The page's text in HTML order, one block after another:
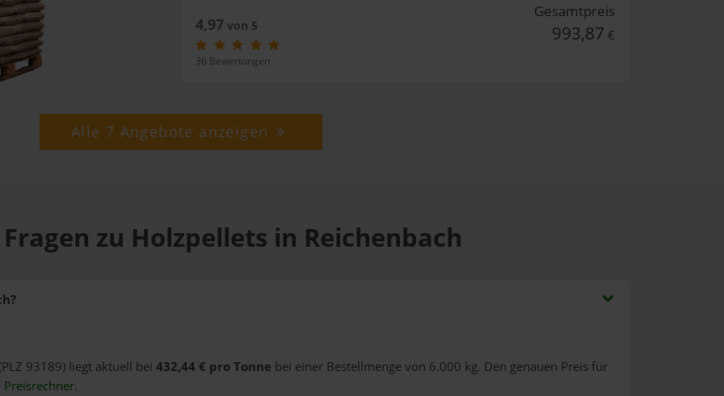
4,97von 5
36 Bewertungen
Gesamtpreis
993,87 €
Alle 7 Angebote anzeigen
zu Holzpellets in Reichenbach
93189) liegt aktuell bei 432,44 € pro Tonne bei einer Bestellmenge von 6.000 kg. Den genauen Preis für
Preisrechner.